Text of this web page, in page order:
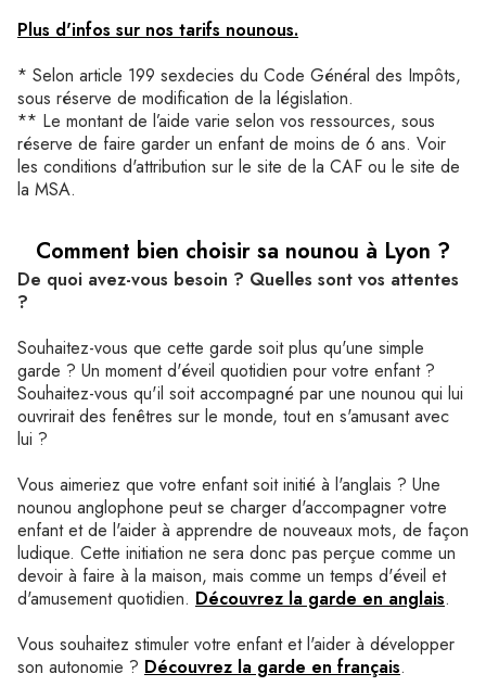
Plus d'infos sur nos tarifs nounous.
* Selon article 199 sexdecies du Code Général des Impôts,
sous réserve de modification de la législation.
** Le montant de l’aide varie selon vos ressources, sous
réserve de faire garder un enfant de moins de 6 ans. Voir
les conditions d'attribution sur le site de la CAF ou le site de
la MSA.
Comment bien choisir sa nounou à Lyon ?
De quoi avez-vous besoin ? Quelles sont vos attentes
?
Souhaitez-vous que cette garde soit plus qu'une simple
garde ? Un moment d'éveil quotidien pour votre enfant ?
Souhaitez-vous qu'il soit accompagné par une nounou qui lui
ouvrirait des fenêtres sur le monde, tout en s'amusant avec
lui ?
Vous aimeriez que votre enfant soit initié à l'anglais ? Une
nounou anglophone peut se charger d'accompagner votre
enfant et de l'aider à apprendre de nouveaux mots, de façon
ludique. Cette initiation ne sera donc pas perçue comme un
devoir à faire à la maison, mais comme un temps d'éveil et
d'amusement quotidien. Découvrez la garde en anglais.
Vous souhaitez stimuler votre enfant et l'aider à développer
son autonomie ? Découvrez la garde en français.